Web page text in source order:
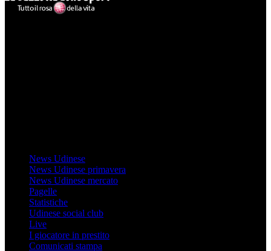
News Udinese
News Udinese primavera
News Udinese mercato
Pagelle
Statistiche
Udinese social club
Live
I giocatore in prestito
Comunicati stampa